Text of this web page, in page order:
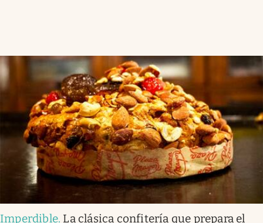
Imperdible. La clásica confitería que prepara el